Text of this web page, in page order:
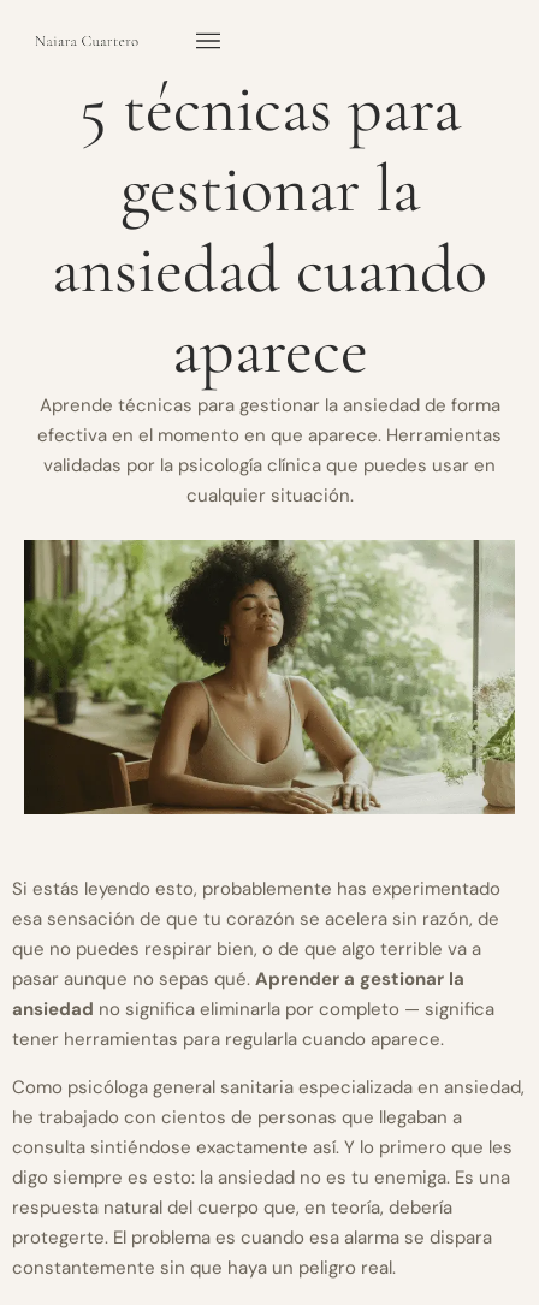
5 técnicas para
gestionar la
ansiedad cuando
aparece
Aprende técnicas para gestionar la ansiedad de forma
efectiva en el momento en que aparece. Herramientas
validadas por la psicología clínica que puedes usar en
cualquier situación.
Si estás leyendo esto, probablemente has experimentado
esa sensación de que tu corazón se acelera sin razón, de
que no puedes respirar bien, o de que algo terrible va a
pasar aunque no sepas qué. Aprender a gestionar la
ansiedad no significa eliminarla por completo — significa
tener herramientas para regularla cuando aparece.
Como psicóloga general sanitaria especializada en ansiedad,
he trabajado con cientos de personas que llegaban a
consulta sintiéndose exactamente así. Y lo primero que les
digo siempre es esto: la ansiedad no es tu enemiga. Es una
respuesta natural del cuerpo que, en teoría, debería
protegerte. El problema es cuando esa alarma se dispara
constantemente sin que haya un peligro real.